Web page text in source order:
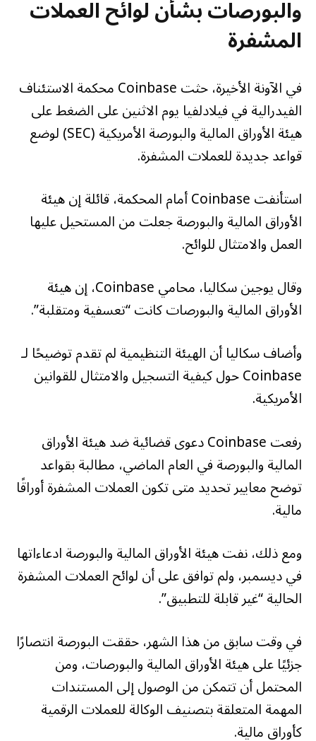
والبورصات بشأن لوائح العملات
المشفرة
في الآونة الأخيرة، حثت Coinbase محكمة الاستئناف
الفيدرالية في فيلادلفيا يوم الاثنين على الضغط على
هيئة الأوراق المالية والبورصة الأمريكية (SEC) لوضع
قواعد جديدة للعملات المشفرة.
استأنفت Coinbase أمام المحكمة، قائلة إن هيئة
الأوراق المالية والبورصة جعلت من المستحيل عليها
العمل والامتثال للوائح.
وقال يوجين سكاليا، محامي Coinbase، إن هيئة
الأوراق المالية والبورصات كانت “تعسفية ومتقلبة”.
وأضاف سكاليا أن الهيئة التنظيمية لم تقدم توضيحًا لـ
Coinbase حول كيفية التسجيل والامتثال للقوانين
الأمريكية.
رفعت Coinbase دعوى قضائية ضد هيئة الأوراق
المالية والبورصة في العام الماضي، مطالبة بقواعد
توضح معايير تحديد متى تكون العملات المشفرة أوراقًا
مالية.
ومع ذلك، نفت هيئة الأوراق المالية والبورصة ادعاءاتها
في ديسمبر، ولم توافق على أن لوائح العملات المشفرة
الحالية “غير قابلة للتطبيق”.
في وقت سابق من هذا الشهر، حققت البورصة انتصارًا
جزئيًا على هيئة الأوراق المالية والبورصات، ومن
المحتمل أن تتمكن من الوصول إلى المستندات
المهمة المتعلقة بتصنيف الوكالة للعملات الرقمية
كأوراق مالية.